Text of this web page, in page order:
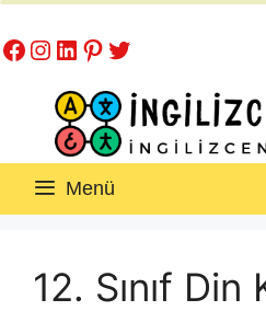
atla
Facebook
Instagram
LinkedIn
Pinterest
Twitter
Menü
12. Sınıf Din